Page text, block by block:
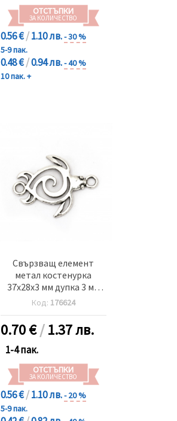
ОТСТЪПКИ
ЗА КОЛИЧЕСТВО
0.56 €/1.10 лв.- 30 %
5-9 пак.
0.48 €/0.94 лв.- 40 %
10 пак. +
Свързващ елемент
метал костенурка
37x28x3 мм дупка 3 мм
цвят старо сребро -5
броя
Код: 176624
0.70€/1.37 лв.
1-4 пак.
ОТСТЪПКИ
ЗА КОЛИЧЕСТВО
0.56 €/1.10 лв.- 20 %
5-9 пак.